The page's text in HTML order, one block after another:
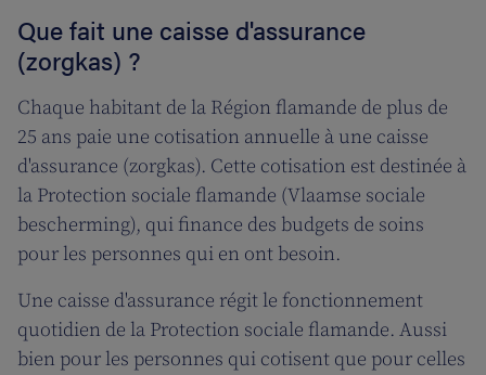
Que fait une caisse d'assurance
(zorgkas) ?
Chaque habitant de la Région flamande de plus de
25 ans paie une cotisation annuelle à une caisse
d'assurance (zorgkas). Cette cotisation est destinée à
la Protection sociale flamande (Vlaamse sociale
bescherming), qui finance des budgets de soins
pour les personnes qui en ont besoin.
Une caisse d'assurance régit le fonctionnement
quotidien de la Protection sociale flamande. Aussi
bien pour les personnes qui cotisent que pour celles